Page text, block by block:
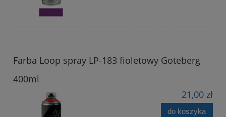
Farba Loop spray LP-183 fioletowy Goteberg
400ml
21,00 zł
do koszyka